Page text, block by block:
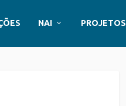
NAI PROJETOS